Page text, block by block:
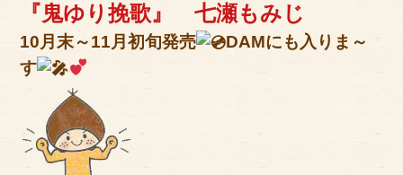
『鬼ゆり挽歌』 七瀬もみじ
10月末～11月初旬発売
DAMにも入りま～
す